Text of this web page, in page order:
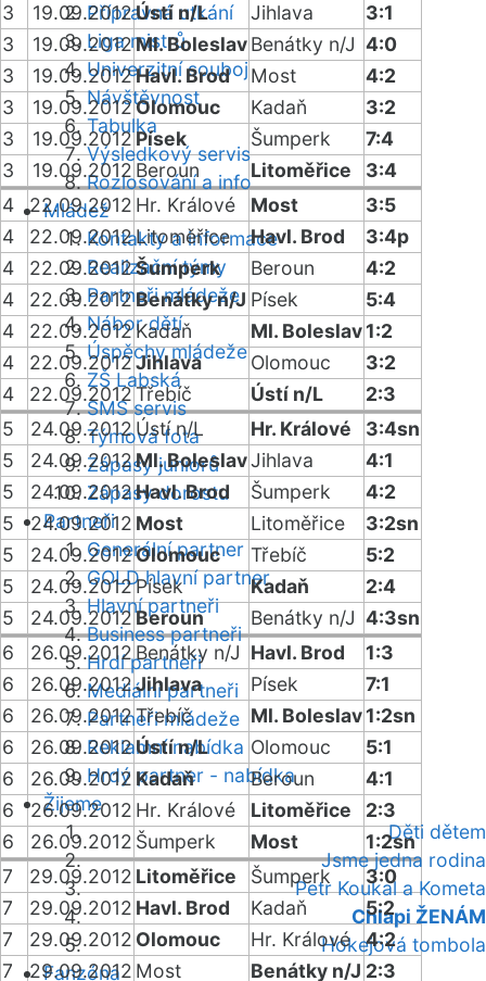
Přípravná utkání
Liga mistrů
Univerzitní souboj
Návštěvnost
Tabulka
Výsledkový servis
Rozlosování a info
Mládež
Kontakty a informace
Realizační týmy
Partneři mládeže
Nábor dětí
Úspěchy mládeže
ZŠ Labská
SMS servis
Týmová fota
Zápasy juniorů
Zápasy dorostu
Partneři
Generální partner
GOLD hlavní partner
Hlavní partneři
Business partneři
Hrdí partneři
Mediální partneři
Partneři mládeže
Reklamní nabídka
Hrdý partner - nabídka
Žijeme
Děti dětem
Jsme jedna rodina
Petr Koukal a Kometa
Chlapi ŽENÁM
Hokejová tombola
Fanzóna
3
19.09.2012Ústí n/L Jihlava
3:1
3
19.09.2012Ml. BoleslavBenátky n/J 4:0
3
19.09.2012Havl. Brod Most
4:2
3
19.09.2012Olomouc Kadaň
3:2
3
19.09.2012 Písek Šumperk
7:4
3
19.09.2012 Beroun Litoměřice
3:4
4
22.09.2012 Hr. Králové Most
3:5
4
22.09.2012Litoměřice Havl. Brod
3:4p
4
22.09.2012Šumperk Beroun
4:2
4
22.09.2012Benátky n/J Písek
5:4
4
22.09.2012Kadaň Ml. Boleslav1:2
4
22.09.2012Jihlava Olomouc
3:2
4
22.09.2012Třebíč Ústí n/L
2:3
5
24.09.2012Ústí n/L Hr. Králové
3:4sn
5
24.09.2012Ml. BoleslavJihlava
4:1
5
24.09.2012Havl. Brod Šumperk
4:2
5
24.09.2012 Most Litoměřice
3:2sn
5
24.09.2012Olomouc Třebíč
5:2
5
24.09.2012Písek Kadaň
2:4
5
24.09.2012Beroun Benátky n/J 4:3sn
6
26.09.2012 Benátky n/J Havl. Brod
1:3
6
26.09.2012Jihlava Písek
7:1
6
26.09.2012Třebíč Ml. Boleslav1:2sn
6
26.09.2012Ústí n/L Olomouc
5:1
6
26.09.2012 Kadaň Beroun
4:1
6
26.09.2012 Hr. Králové Litoměřice
2:3
6
26.09.2012 Šumperk Most
1:2sn
7
29.09.2012 Litoměřice Šumperk
3:0
7
29.09.2012 Havl. Brod Kadaň
5:2
7
29.09.2012 Olomouc Hr. Králové
4:2
7
29.09.2012 Most Benátky n/J 2:3